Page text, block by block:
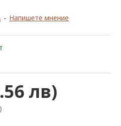
- Напишете мнение
лв)